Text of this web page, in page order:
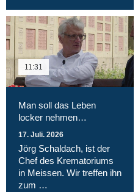
11:31
Man soll das Leben
locker nehmen…
17. Juli. 2026
Jörg Schaldach, ist der
Chef des Krematoriums
in Meissen. Wir treffen ihn
zum …